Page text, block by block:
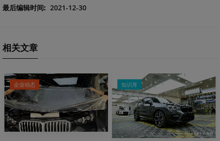
最后编辑时间: 2021-12-30
相关文章
企业动态 知识库